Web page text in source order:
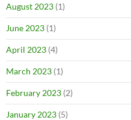
August 2023 (1)
June 2023 (1)
April 2023 (4)
March 2023 (1)
February 2023 (2)
January 2023 (5)